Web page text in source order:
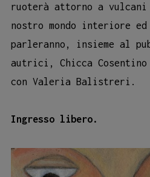
ruoterà attorno a
nostro mondo interiore
parleranno, insieme al
autrici, Chicca
con Valeria Balistreri.
Ingresso libero.